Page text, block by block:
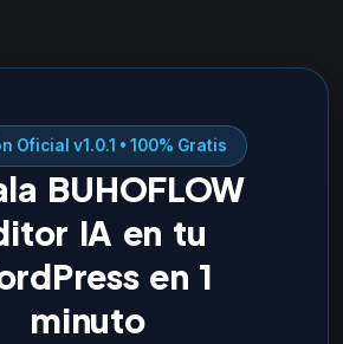
Oficial v1.0.1 • 100% Gratis
BUHOFLOW
IA en tu
en 1
minuto